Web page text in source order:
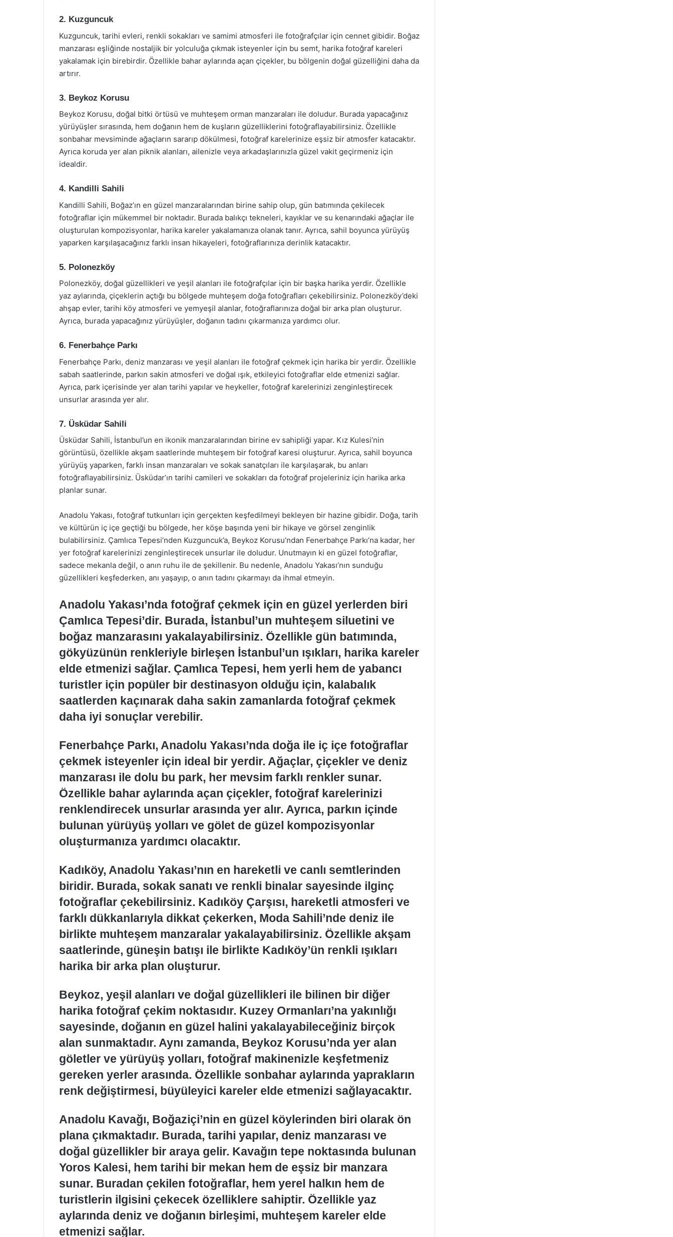
2. Kuzguncuk
Kuzguncuk, tarihi evleri, renkli sokakları ve samimi atmosferi ile fotoğrafçılar için cennet gibidir. Boğaz
manzarası eşliğinde nostaljik bir yolculuğa çıkmak isteyenler için bu semt, harika fotoğraf kareleri
yakalamak için birebirdir. Özellikle bahar aylarında açan çiçekler, bu bölgenin doğal güzelliğini daha da
artırır.
3. Beykoz Korusu
Beykoz Korusu, doğal bitki örtüsü ve muhteşem orman manzaraları ile doludur. Burada yapacağınız
yürüyüşler sırasında, hem doğanın hem de kuşların güzelliklerini fotoğraflayabilirsiniz. Özellikle
sonbahar mevsiminde ağaçların sararıp dökülmesi, fotoğraf karelerinize eşsiz bir atmosfer katacaktır.
Ayrıca koruda yer alan piknik alanları, ailenizle veya arkadaşlarınızla güzel vakit geçirmeniz için
idealdir.
4. Kandilli Sahili
Kandilli Sahili, Boğaz’ın en güzel manzaralarından birine sahip olup, gün batımında çekilecek
fotoğraflar için mükemmel bir noktadır. Burada balıkçı tekneleri, kayıklar ve su kenarındaki ağaçlar ile
oluşturulan kompozisyonlar, harika kareler yakalamanıza olanak tanır. Ayrıca, sahil boyunca yürüyüş
yaparken karşılaşacağınız farklı insan hikayeleri, fotoğraflarınıza derinlik katacaktır.
5. Polonezköy
Polonezköy, doğal güzellikleri ve yeşil alanları ile fotoğrafçılar için bir başka harika yerdir. Özellikle
yaz aylarında, çiçeklerin açtığı bu bölgede muhteşem doğa fotoğrafları çekebilirsiniz. Polonezköy’deki
ahşap evler, tarihi köy atmosferi ve yemyeşil alanlar, fotoğraflarınıza doğal bir arka plan oluşturur.
Ayrıca, burada yapacağınız yürüyüşler, doğanın tadını çıkarmanıza yardımcı olur.
6. Fenerbahçe Parkı
Fenerbahçe Parkı, deniz manzarası ve yeşil alanları ile fotoğraf çekmek için harika bir yerdir. Özellikle
sabah saatlerinde, parkın sakin atmosferi ve doğal ışık, etkileyici fotoğraflar elde etmenizi sağlar.
Ayrıca, park içerisinde yer alan tarihi yapılar ve heykeller, fotoğraf karelerinizi zenginleştirecek
unsurlar arasında yer alır.
7. Üsküdar Sahili
Üsküdar Sahili, İstanbul’un en ikonik manzaralarından birine ev sahipliği yapar. Kız Kulesi’nin
görüntüsü, özellikle akşam saatlerinde muhteşem bir fotoğraf karesi oluşturur. Ayrıca, sahil boyunca
yürüyüş yaparken, farklı insan manzaraları ve sokak sanatçıları ile karşılaşarak, bu anları
fotoğraflayabilirsiniz. Üsküdar’ın tarihi camileri ve sokakları da fotoğraf projeleriniz için harika arka
planlar sunar.
Anadolu Yakası, fotoğraf tutkunları için gerçekten keşfedilmeyi bekleyen bir hazine gibidir. Doğa, tarih
ve kültürün iç içe geçtiği bu bölgede, her köşe başında yeni bir hikaye ve görsel zenginlik
bulabilirsiniz. Çamlıca Tepesi’nden Kuzguncuk’a, Beykoz Korusu’ndan Fenerbahçe Parkı’na kadar, her
yer fotoğraf karelerinizi zenginleştirecek unsurlar ile doludur. Unutmayın ki en güzel fotoğraflar,
sadece mekanla değil, o anın ruhu ile de şekillenir. Bu nedenle, Anadolu Yakası’nın sunduğu
güzellikleri keşfederken, anı yaşayıp, o anın tadını çıkarmayı da ihmal etmeyin.
Anadolu Yakası’nda fotoğraf çekmek için en güzel yerlerden biri
Çamlıca Tepesi’dir. Burada, İstanbul’un muhteşem siluetini ve
boğaz manzarasını yakalayabilirsiniz. Özellikle gün batımında,
gökyüzünün renkleriyle birleşen İstanbul’un ışıkları, harika kareler
elde etmenizi sağlar. Çamlıca Tepesi, hem yerli hem de yabancı
turistler için popüler bir destinasyon olduğu için, kalabalık
saatlerden kaçınarak daha sakin zamanlarda fotoğraf çekmek
daha iyi sonuçlar verebilir.
Fenerbahçe Parkı, Anadolu Yakası’nda doğa ile iç içe fotoğraflar
çekmek isteyenler için ideal bir yerdir. Ağaçlar, çiçekler ve deniz
manzarası ile dolu bu park, her mevsim farklı renkler sunar.
Özellikle bahar aylarında açan çiçekler, fotoğraf karelerinizi
renklendirecek unsurlar arasında yer alır. Ayrıca, parkın içinde
bulunan yürüyüş yolları ve gölet de güzel kompozisyonlar
oluşturmanıza yardımcı olacaktır.
Kadıköy, Anadolu Yakası’nın en hareketli ve canlı semtlerinden
biridir. Burada, sokak sanatı ve renkli binalar sayesinde ilginç
fotoğraflar çekebilirsiniz. Kadıköy Çarşısı, hareketli atmosferi ve
farklı dükkanlarıyla dikkat çekerken, Moda Sahili’nde deniz ile
birlikte muhteşem manzaralar yakalayabilirsiniz. Özellikle akşam
saatlerinde, güneşin batışı ile birlikte Kadıköy’ün renkli ışıkları
harika bir arka plan oluşturur.
Beykoz, yeşil alanları ve doğal güzellikleri ile bilinen bir diğer
harika fotoğraf çekim noktasıdır. Kuzey Ormanları’na yakınlığı
sayesinde, doğanın en güzel halini yakalayabileceğiniz birçok
alan sunmaktadır. Aynı zamanda, Beykoz Korusu’nda yer alan
göletler ve yürüyüş yolları, fotoğraf makinenizle keşfetmeniz
gereken yerler arasında. Özellikle sonbahar aylarında yaprakların
renk değiştirmesi, büyüleyici kareler elde etmenizi sağlayacaktır.
Anadolu Kavağı, Boğaziçi’nin en güzel köylerinden biri olarak ön
plana çıkmaktadır. Burada, tarihi yapılar, deniz manzarası ve
doğal güzellikler bir araya gelir. Kavağın tepe noktasında bulunan
Yoros Kalesi, hem tarihi bir mekan hem de eşsiz bir manzara
sunar. Buradan çekilen fotoğraflar, hem yerel halkın hem de
turistlerin ilgisini çekecek özelliklere sahiptir. Özellikle yaz
aylarında deniz ve doğanın birleşimi, muhteşem kareler elde
etmenizi sağlar.